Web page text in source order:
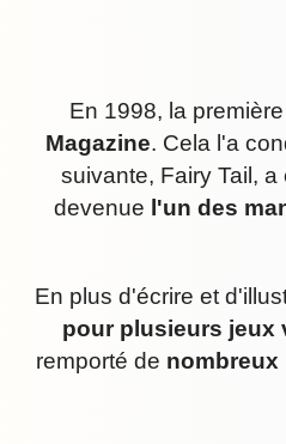
En 1998, la
Magazine. Cela l'a
suivante, Fairy Tail,
devenue l'un des
En plus d'écrire et
pour plusieurs jeux
remporté de nombreux